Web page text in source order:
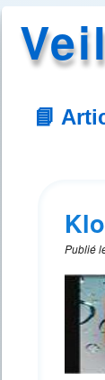
📘
Publié